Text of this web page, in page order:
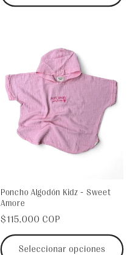
Poncho Algodón Kidz - Sweet
Amore
Precio
habitual
$115.000 COP
Seleccionar opciones